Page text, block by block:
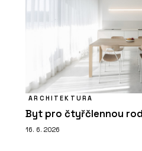
ARCHITEKTURA
Byt pro čtyřčlennou
16. 6. 2026